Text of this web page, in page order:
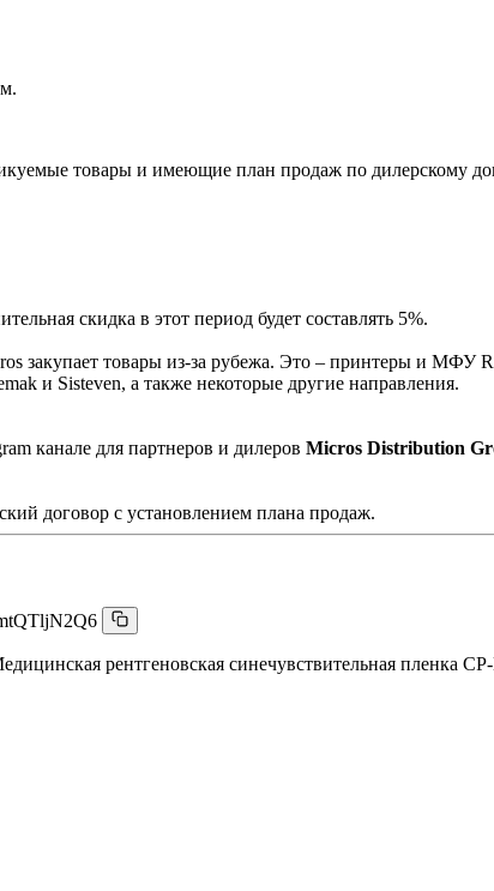
товары и имеющие план продаж по дилерскому
скидка в этот период будет составлять 5%.
закупает товары из-за рубежа. Это – принтеры и МФУ
и Sisteven, а также некоторые другие направления.
канале для партнеров и дилеров Micros Distribution
договор с установлением плана продаж.
рентгеновская синечувствительная пленка